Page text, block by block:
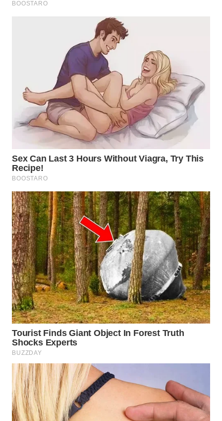
WN
TANGERANG
BINJAI
WN
WN
INDRAMAYU
WN
KUNINGAN
WN
MAJALENGKA
WN
SUBANG
WN
SUKABUMI
WN
PURWAKARTA